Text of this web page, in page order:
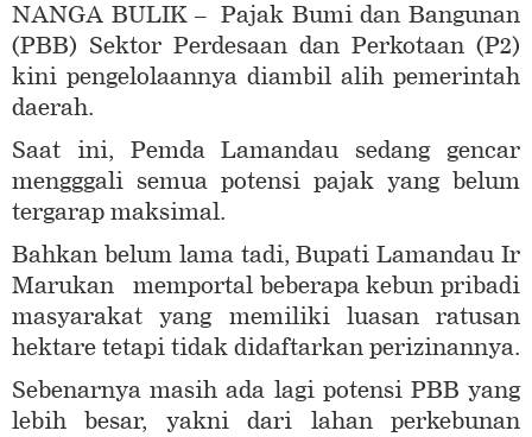
NANGA BULIK – Pajak Bumi dan Bangunan
(PBB) Sektor Perdesaan dan Perkotaan (P2)
kini pengelolaannya diambil alih pemerintah
daerah.
Saat ini, Pemda Lamandau sedang gencar
mengggali semua potensi pajak yang belum
tergarap maksimal.
Bahkan belum lama tadi, Bupati Lamandau Ir
Marukan memportal beberapa kebun pribadi
masyarakat yang memiliki luasan ratusan
hektare tetapi tidak didaftarkan perizinannya.
Sebenarnya masih ada lagi potensi PBB yang
lebih besar, yakni dari lahan perkebunan